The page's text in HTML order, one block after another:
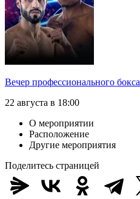
Вечер профессионального бокса
22 августа в 18:00
О мероприятии
Расположение
Другие мероприятия
Поделитесь страницей